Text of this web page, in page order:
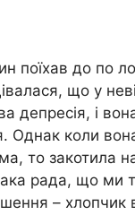
поїхав до по
що у
депресія, і
Однак коли
то закотила
рада, що ми
– хлопчик